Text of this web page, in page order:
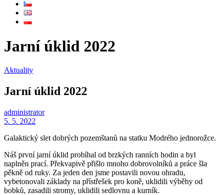
Jarní úklid 2022
Aktuality
Jarní úklid 2022
administrator
5. 5. 2022
Galaktický slet dobrých pozemštanů na statku Modrého jednorožce.
Náš první jarní úklid probíhal od brzkých ranních hodin a byl
naplněn prací. Překvapivě přišlo mnoho dobrovolníků a práce šla
pěkně od ruky. Za jeden den jsme postavili novou ohradu,
vybetonovali základy na přístřešek pro koně, uklidili výběhy od
bobků, zasadili stromy, uklidili sedlovnu a kurník.